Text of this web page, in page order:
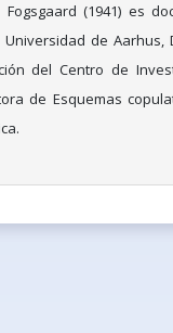
(1941) es
de Aarhus,
del Centro de
de Esquemas